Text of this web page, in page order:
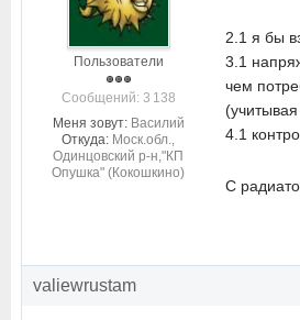
Пользователи
Cообщений: 3 138
Меня зовут: Василий
Откуда: Моск.обл.,
Одинцовский р-н,"КП
Опушка" (Кокошкино)
2.1 я бы
3.1
чем
4.1
С
valiewrustam